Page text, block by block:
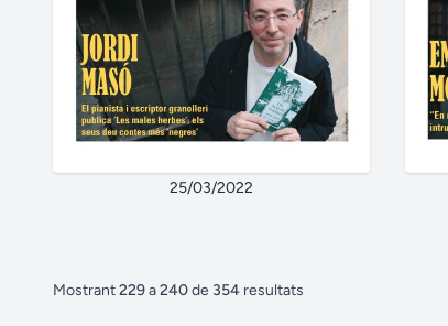
25/03/2022
Mostrant229a240de 354 resultats